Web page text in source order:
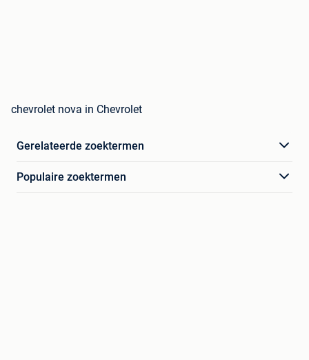
chevrolet nova in Chevrolet
Gerelateerde zoektermen
Populaire zoektermen